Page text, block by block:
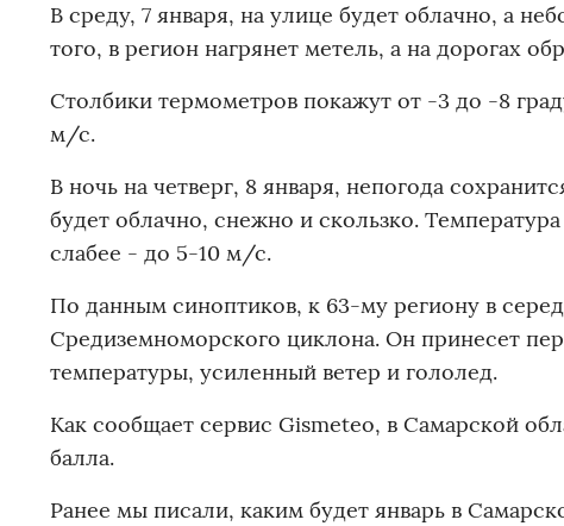
В среду, 7 января, на улице будет облачно, а
того, в регион нагрянет метель, а на дорогах
Столбики термометров покажут от -3 до -8
м/с.
В ночь на четверг, 8 января, непогода
будет облачно, снежно и скользко.
слабее - до 5-10 м/с.
По данным синоптиков, к 63-му региону в
Средиземноморского циклона. Он принесет
температуры, усиленный ветер и гололед.
Как сообщает сервис Gismeteo, в Самарской
балла.
Ранее мы писали, каким будет январь в